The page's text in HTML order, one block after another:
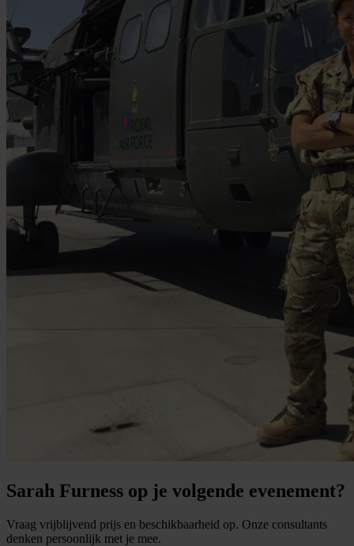
Sarah Furness op je volgende evenement?
Vraag vrijblijvend prijs en beschikbaarheid op. Onze consultants
denken persoonlijk met je mee.